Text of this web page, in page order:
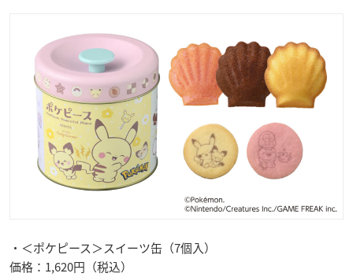
・＜ポケピース＞スイーツ缶（7個入）
価格：1,620円（税込）